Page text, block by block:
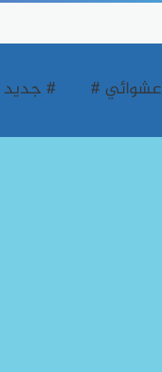
عشوائي # # جديد